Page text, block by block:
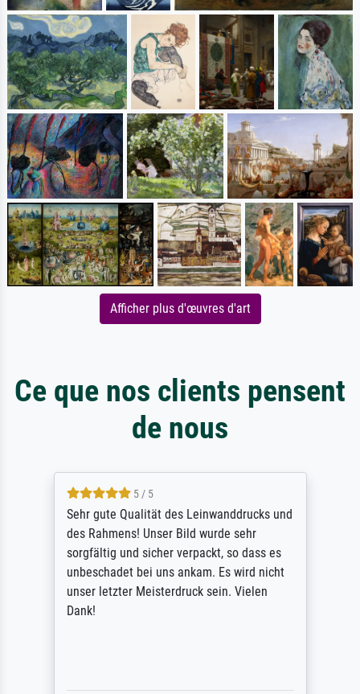
Afficher plus d'œuvres d'art
Ce que nos clients pensent
de nous
5 / 5
Sehr gute Qualität des Leinwanddrucks und
des Rahmens! Unser Bild wurde sehr
sorgfältig und sicher verpackt, so dass es
unbeschadet bei uns ankam. Es wird nicht
unser letzter Meisterdruck sein. Vielen
Dank!